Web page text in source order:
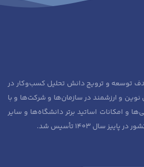
توسعه و ترویج دانش تحلیل کسب‌وکار در
و ارزشمند در سازمان‌ها و شرکت‌ها و با
و امکانات اساتید برتر دانشگاه‌ها و سایر
سال ۱۴۰۳ تأسیس شد.